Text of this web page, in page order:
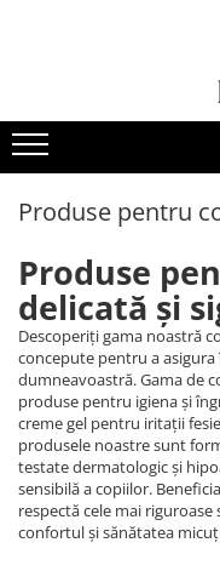
Produse pentru
Produse
delicată și
Descoperiți gama noastră
concepute pentru a
dumneavoastră. Gama de
produse pentru igiena și
creme gel pentru iritații
produsele noastre sunt
testate dermatologic și
sensibilă a copiilor.
respectă cele mai
confortul și sănătatea